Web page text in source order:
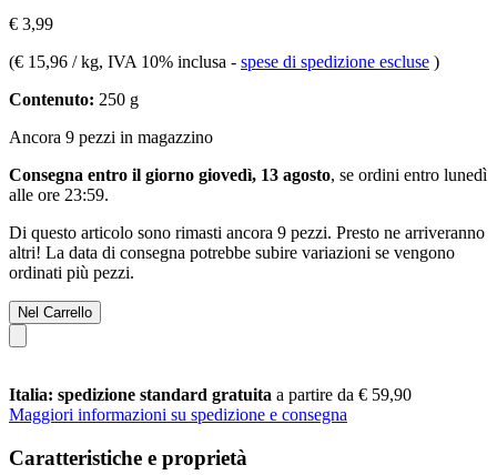
€ 3,99
(€ 15,96 / kg, IVA 10% inclusa - spese di spedizione escluse )
Contenuto: 250 g
Ancora 9 pezzi in magazzino
Consegna entro il giorno giovedì, 13 agosto, se ordini entro lunedì
alle ore 23:59.
Di questo articolo sono rimasti ancora 9 pezzi. Presto ne arriveranno
altri! La data di consegna potrebbe subire variazioni se vengono
ordinati più pezzi.
Nel Carrello
Italia: spedizione standard gratuita a partire da € 59,90
Maggiori informazioni su spedizione e consegna
Caratteristiche e proprietà